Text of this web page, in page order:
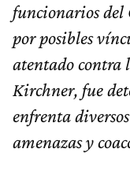
funcionarios del
por posibles
atentado contra
Kirchner, fue
enfrenta
amenazas y